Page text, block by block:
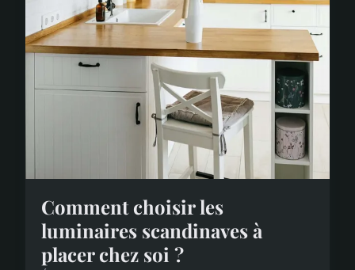
Comment choisir les
luminaires scandinaves à
placer chez soi ?